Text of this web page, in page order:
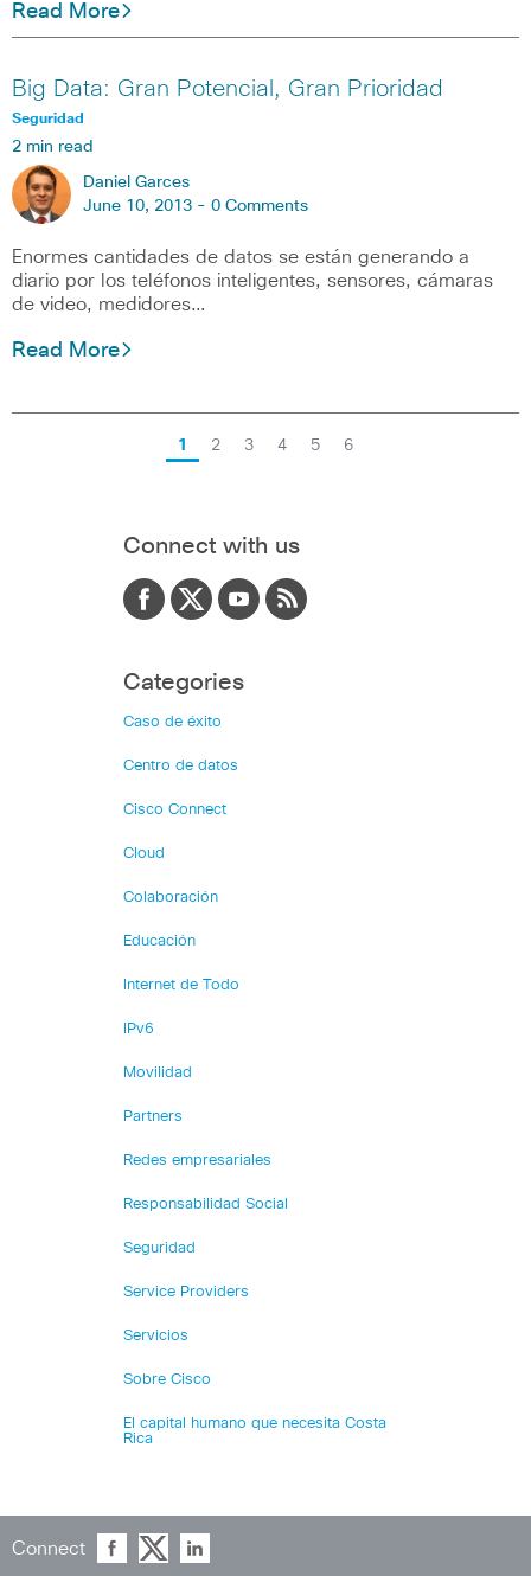
Read More
Big Data: Gran Potencial, Gran Prioridad
Seguridad
2 min read
Daniel Garces
June 10, 2013 - 0 Comments
Enormes cantidades de datos se están generando a
diario por los teléfonos inteligentes, sensores, cámaras
de video, medidores…
Read More
1 2 3 4 5 6
Connect with us
Categories
Caso de éxito
Centro de datos
Cisco Connect
Cloud
Colaboración
Educación
Internet de Todo
IPv6
Movilidad
Partners
Redes empresariales
Responsabilidad Social
Seguridad
Service Providers
Servicios
Sobre Cisco
El capital humano que necesita Costa
Rica
Connect